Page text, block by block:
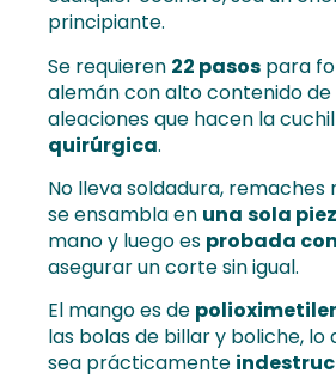
principiante.
Se requieren 22 pasos para
alemán con alto contenido
aleaciones que hacen la
quirúrgica.
No lleva soldadura, remaches
se ensambla en una sola
mano y luego es probada
asegurar un corte sin igual.
El mango es de
las bolas de billar y boliche,
sea prácticamente